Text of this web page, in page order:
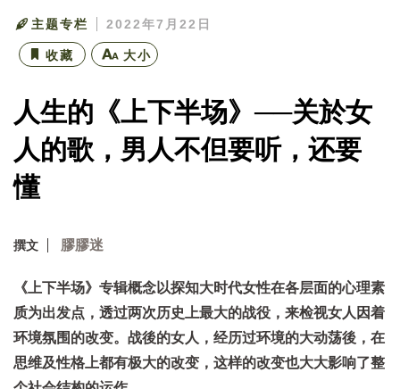
主题专栏 2022年7月22日
收藏 大小
人生的《上下半场》──关於女
人的歌，男人不但要听，还要
懂
撰文 膠膠迷
《上下半场》专辑概念以探知大时代女性在各层面的心理素
质为出发点，透过两次历史上最大的战役，来检视女人因着
环境氛围的改变。战後的女人，经历过环境的大动荡後，在
思维及性格上都有极大的改变，这样的改变也大大影响了整